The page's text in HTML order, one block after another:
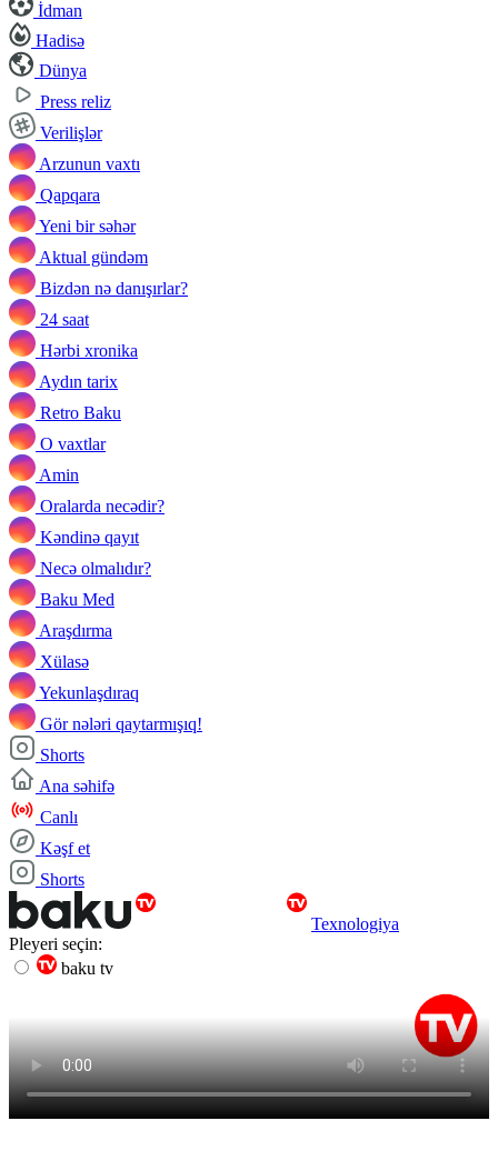
İdman
Hadisə
Dünya
Press reliz
Verilişlər
Arzunun vaxtı
Qapqara
Yeni bir səhər
Aktual gündəm
Bizdən nə danışırlar?
24 saat
Hərbi xronika
Aydın tarix
Retro Baku
O vaxtlar
Amin
Oralarda necədir?
Kəndinə qayıt
Necə olmalıdır?
Baku Med
Araşdırma
Xülasə
Yekunlaşdıraq
Gör nələri qaytarmışıq!
Shorts
Ana səhifə
Canlı
Kəşf et
Shorts
Texnologiya
Pleyeri seçin:
baku tv